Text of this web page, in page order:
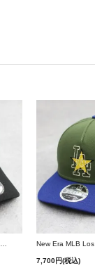
7,700円(税込)